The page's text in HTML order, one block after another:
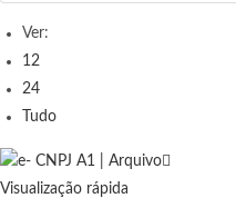
Ver:
12
24
Tudo
Visualização rápida